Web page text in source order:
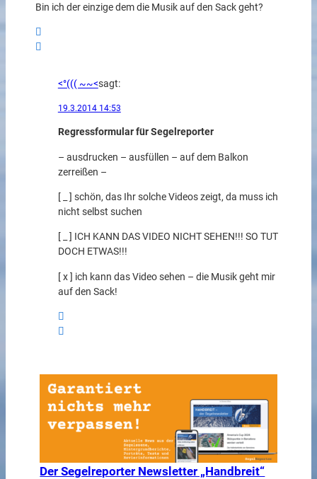
Bin ich der einzige dem die Musik auf den Sack geht?
<°((( ~~<sagt:
19.3.2014 14:53
Regressformular für Segelreporter
– ausdrucken – ausfüllen – auf dem Balkon
zerreißen –
[ _ ] schön, das Ihr solche Videos zeigt, da muss ich
nicht selbst suchen
[ _ ] ICH KANN DAS VIDEO NICHT SEHEN!!! SO TUT
DOCH ETWAS!!!
[ x ] ich kann das Video sehen – die Musik geht mir
auf den Sack!
Der Segelreporter Newsletter „Handbreit“